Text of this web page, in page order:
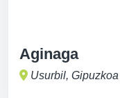
Aginaga
Usurbil, Gipuzkoa